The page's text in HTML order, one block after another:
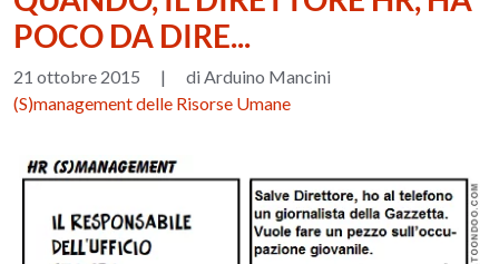
POCO DA DIRE...
21 ottobre 2015 |
di Arduino Mancini
(S)management delle Risorse Umane